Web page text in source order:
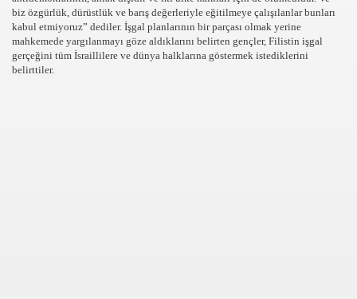
biz özgürlük, dürüstlük ve barış değerleriyle eğitilmeye çalışılanlar bunları
kabul etmiyoruz” dediler. İşgal planlarının bir parçası olmak yerine
mahkemede yargılanmayı göze aldıklarını belirten gençler, Filistin işgal
gerçeğini tüm İsraillilere ve dünya halklarına göstermek istediklerini
belirttiler.
Halal Food
AS-DER.